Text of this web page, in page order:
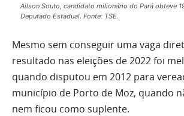
Ailson Souto, candidato milionário do Pará obteve
Deputado Estadual. Fonte: TSE.
Mesmo sem conseguir uma vaga
resultado nas eleições de 2022 foi
quando disputou em 2012 para
município de Porto de Moz, quando
nem ficou como suplente.